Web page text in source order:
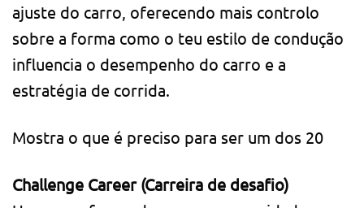
ajuste do carro, oferecendo mais controlo
sobre a forma como o teu estilo de condução
influencia o desempenho do carro e a
estratégia de corrida.
Mostra o que é preciso para ser um dos 20
Challenge Career (Carreira de desafio)